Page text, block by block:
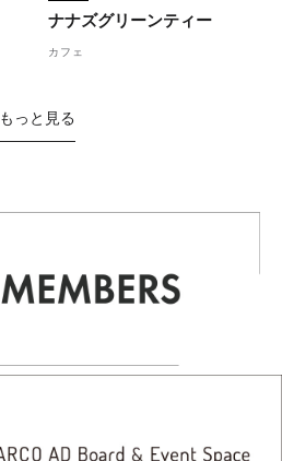
ナナズグリーンティー
カフェ
もっと見る